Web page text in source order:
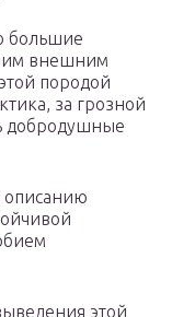
большие
внешним
породой
за грозной
добродушные
описанию
этой